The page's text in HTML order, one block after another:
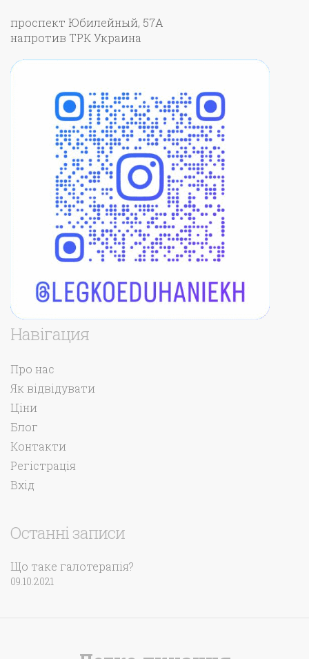
проспект Юбилейный, 57А
напротив ТРК Украина
Навігация
Про нас
Як відвідувати
Ціни
Блог
Контакти
Регістрація
Вхід
Останні записи
Що таке галотерапія?
09.10.2021